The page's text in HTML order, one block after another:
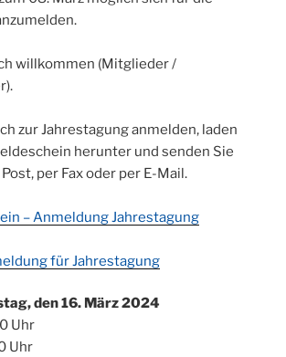
willkommen (Mitglieder /
zur Jahrestagung anmelden, laden
herunter und senden Sie
per Fax oder per E-Mail.
– Anmeldung Jahrestagung
für Jahrestagung
den 16. März 2024
Uhr
Uhr